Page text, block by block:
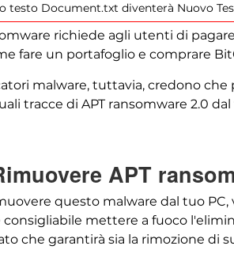
testo Document.txt diventerà Nuovo
richiede agli utenti di
fare un portafoglio e comprare
malware, tuttavia, credono
tracce di APT ransomware 2.0
APT
questo malware dal tuo
consigliabile mettere a fuoco
che garantirà sia la rimozione di